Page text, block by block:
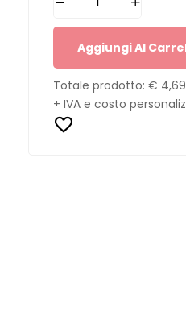
Aggiungi Al
Totale prodotto: € 4,69
+ IVA e costo